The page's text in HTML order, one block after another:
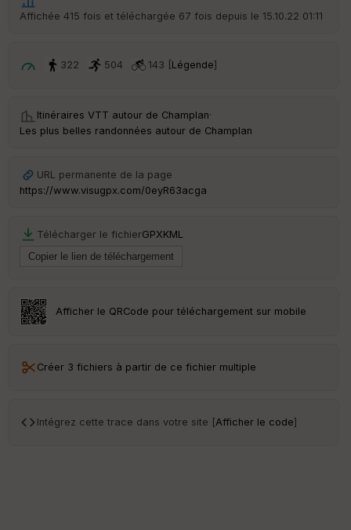
Po
int
Affichée 415 fois et téléchargée 67 fois depuis le 15.10.22 01:11
322 504 143 [Légende]
Itinéraires VTT autour de Champlan·
Les plus belles randonnées autour de Champlan
URL permanente de la page
https://www.visugpx.com/0eyR63acga
Télécharger le fichierGPXKML
Afficher le QRCode pour téléchargement sur mobile
Créer 3 fichiers à partir de ce fichier multiple
Intégrez cette trace dans votre site [Afficher le code]